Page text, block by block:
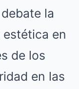
la
en
de los
en las